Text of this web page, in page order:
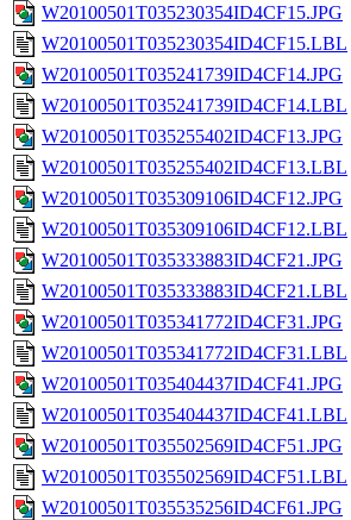
W20100501T035230354ID4CF15.JPG
W20100501T035230354ID4CF15.LBL
W20100501T035241739ID4CF14.JPG
W20100501T035241739ID4CF14.LBL
W20100501T035255402ID4CF13.JPG
W20100501T035255402ID4CF13.LBL
W20100501T035309106ID4CF12.JPG
W20100501T035309106ID4CF12.LBL
W20100501T035333883ID4CF21.JPG
W20100501T035333883ID4CF21.LBL
W20100501T035341772ID4CF31.JPG
W20100501T035341772ID4CF31.LBL
W20100501T035404437ID4CF41.JPG
W20100501T035404437ID4CF41.LBL
W20100501T035502569ID4CF51.JPG
W20100501T035502569ID4CF51.LBL
W20100501T035535256ID4CF61.JPG